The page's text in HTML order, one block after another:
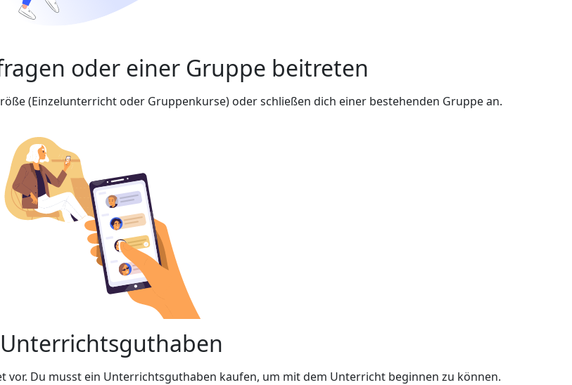
oder einer Gruppe beitreten
(Einzelunterricht oder Gruppenkurse) oder schließen dich einer bestehenden Gruppe an.
Du musst ein Unterrichtsguthaben kaufen, um mit dem Unterricht beginnen zu können.